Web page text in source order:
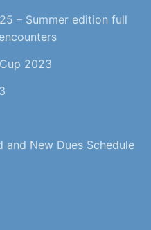
– Summer edition full
2023
and New Dues Schedule